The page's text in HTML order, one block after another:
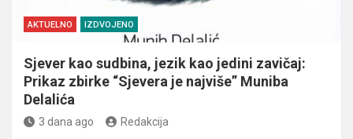
AKTUELNO IZDVOJENO
Sjever kao sudbina, jezik kao jedini zavičaj:
Prikaz zbirke “Sjevera je najviše” Muniba
Delalića
3 dana ago Redakcija